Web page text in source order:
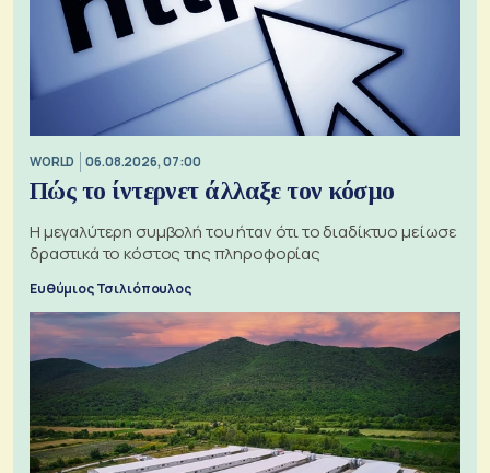
WORLD 06.08.2026, 07:00
Πώς το ίντερνετ άλλαξε τον κόσμο
Η μεγαλύτερη συμβολή του ήταν ότι το διαδίκτυο μείωσε
δραστικά το κόστος της πληροφορίας
Ευθύμιος Τσιλιόπουλος